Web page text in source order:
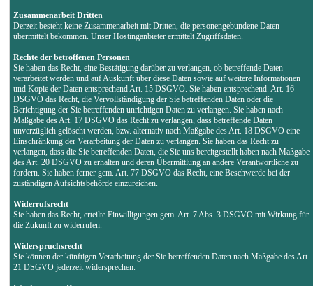
Zusammenarbeit Dritten
Derzeit besteht keine Zusammenarbeit mit Dritten, die personengebundene Daten
übermittelt bekommen. Unser Hostinganbieter ermittelt Zugriffsdaten.
Rechte der betroffenen Personen
Sie haben das Recht, eine Bestätigung darüber zu verlangen, ob betreffende Daten
verarbeitet werden und auf Auskunft über diese Daten sowie auf weitere Informationen
und Kopie der Daten entsprechend Art. 15 DSGVO. Sie haben entsprechend. Art. 16
DSGVO das Recht, die Vervollständigung der Sie betreffenden Daten oder die
Berichtigung der Sie betreffenden unrichtigen Daten zu verlangen. Sie haben nach
Maßgabe des Art. 17 DSGVO das Recht zu verlangen, dass betreffende Daten
unverzüglich gelöscht werden, bzw. alternativ nach Maßgabe des Art. 18 DSGVO eine
Einschränkung der Verarbeitung der Daten zu verlangen. Sie haben das Recht zu
verlangen, dass die Sie betreffenden Daten, die Sie uns bereitgestellt haben nach Maßgabe
des Art. 20 DSGVO zu erhalten und deren Übermittlung an andere Verantwortliche zu
fordern. Sie haben ferner gem. Art. 77 DSGVO das Recht, eine Beschwerde bei der
zuständigen Aufsichtsbehörde einzureichen.
Widerrufsrecht
Sie haben das Recht, erteilte Einwilligungen gem. Art. 7 Abs. 3 DSGVO mit Wirkung für
die Zukunft zu widerrufen.
Widerspruchsrecht
Sie können der künftigen Verarbeitung der Sie betreffenden Daten nach Maßgabe des Art.
21 DSGVO jederzeit widersprechen.